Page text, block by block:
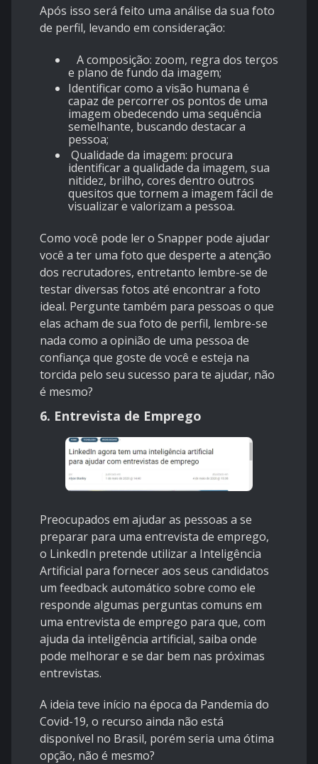
Após isso será feito uma análise da sua foto
de perfil, levando em consideração:
A composição: zoom, regra dos terços
e plano de fundo da imagem;
Identificar como a visão humana é
capaz de percorrer os pontos de uma
imagem obedecendo uma sequência
semelhante, buscando destacar a
pessoa;
Qualidade da imagem: procura
identificar a qualidade da imagem, sua
nitidez, brilho, cores dentro outros
quesitos que tornem a imagem fácil de
visualizar e valorizam a pessoa.
Como você pode ler o Snapper pode ajudar
você a ter uma foto que desperte a atenção
dos recrutadores, entretanto lembre-se de
testar diversas fotos até encontrar a foto
ideal. Pergunte também para pessoas o que
elas acham de sua foto de perfil, lembre-se
nada como a opinião de uma pessoa de
confiança que goste de você e esteja na
torcida pelo seu sucesso para te ajudar, não
é mesmo?
6. Entrevista de Emprego
Preocupados em ajudar as pessoas a se
preparar para uma entrevista de emprego,
o LinkedIn pretende utilizar a Inteligência
Artificial para fornecer aos seus candidatos
um feedback automático sobre como ele
responde algumas perguntas comuns em
uma entrevista de emprego para que, com
ajuda da inteligência artificial, saiba onde
pode melhorar e se dar bem nas próximas
entrevistas.
A ideia teve início na época da Pandemia do
Covid-19, o recurso ainda não está
disponível no Brasil, porém seria uma ótima
opção, não é mesmo?